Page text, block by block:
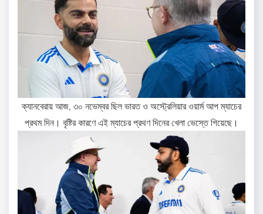
ক্যানবেরায় আজ, ৩০ নভেম্বর ছিল ভারত ও অস্ট্রেলিয়ার ওয়ার্ম আপ ম্যাচের
প্রথম দিন। বৃষ্টির কারণে এই ম্যাচের প্রথণ দিনের খেলা ভেস্তে গিয়েছে।